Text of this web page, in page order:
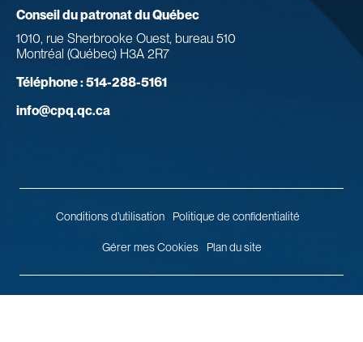
Conseil du patronat du Québec
1010, rue Sherbrooke Ouest, bureau 510
Montréal (Québec) H3A 2R7
Téléphone :514-288-5161
info@cpq.qc.ca
Conditions d’utilisation Politique de confidentialité
Gérer mes Cookies Plan du site